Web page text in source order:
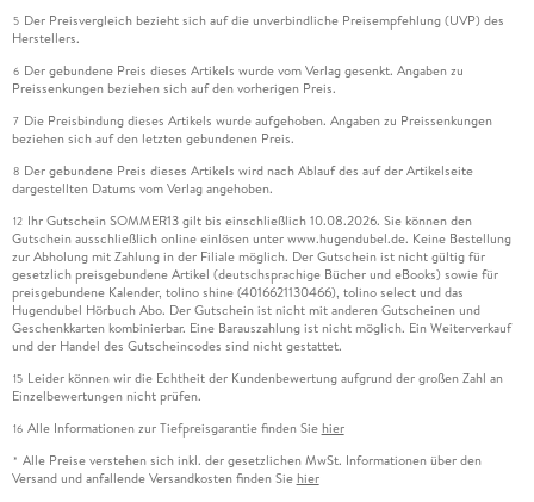
5 Der Preisvergleich bezieht sich auf die unverbindliche Preisempfehlung (UVP) des
Herstellers.
6 Der gebundene Preis dieses Artikels wurde vom Verlag gesenkt. Angaben zu
Preissenkungen beziehen sich auf den vorherigen Preis.
7 Die Preisbindung dieses Artikels wurde aufgehoben. Angaben zu Preissenkungen
beziehen sich auf den letzten gebundenen Preis.
8 Der gebundene Preis dieses Artikels wird nach Ablauf des auf der Artikelseite
dargestellten Datums vom Verlag angehoben.
12 Ihr Gutschein SOMMER13 gilt bis einschließlich 10.08.2026. Sie können den
Gutschein ausschließlich online einlösen unter www.hugendubel.de. Keine Bestellung
zur Abholung mit Zahlung in der Filiale möglich. Der Gutschein ist nicht gültig für
gesetzlich preisgebundene Artikel (deutschsprachige Bücher und eBooks) sowie für
preisgebundene Kalender, tolino shine (4016621130466), tolino select und das
Hugendubel Hörbuch Abo. Der Gutschein ist nicht mit anderen Gutscheinen und
Geschenkkarten kombinierbar. Eine Barauszahlung ist nicht möglich. Ein Weiterverkauf
und der Handel des Gutscheincodes sind nicht gestattet.
15 Leider können wir die Echtheit der Kundenbewertung aufgrund der großen Zahl an
Einzelbewertungen nicht prüfen.
16 Alle Informationen zur Tiefpreisgarantie finden Sie hier
* Alle Preise verstehen sich inkl. der gesetzlichen MwSt. Informationen über den
Versand und anfallende Versandkosten finden Sie hier